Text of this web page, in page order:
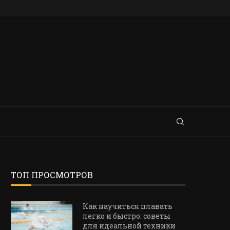
ТОП ПРОСМОТРОВ
Как научиться плавать
легко и быстро: советы
для идеальной техники